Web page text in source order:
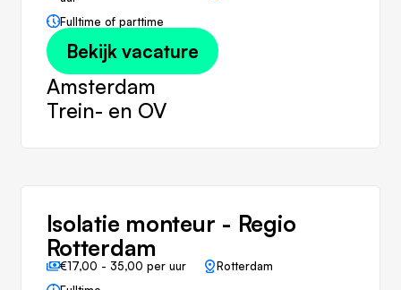
Fulltime of parttime
Bekijk vacature
Amsterdam
Trein- en OV
Isolatie monteur - Regio
Rotterdam
€17,00 - 35,00 per uur
Rotterdam